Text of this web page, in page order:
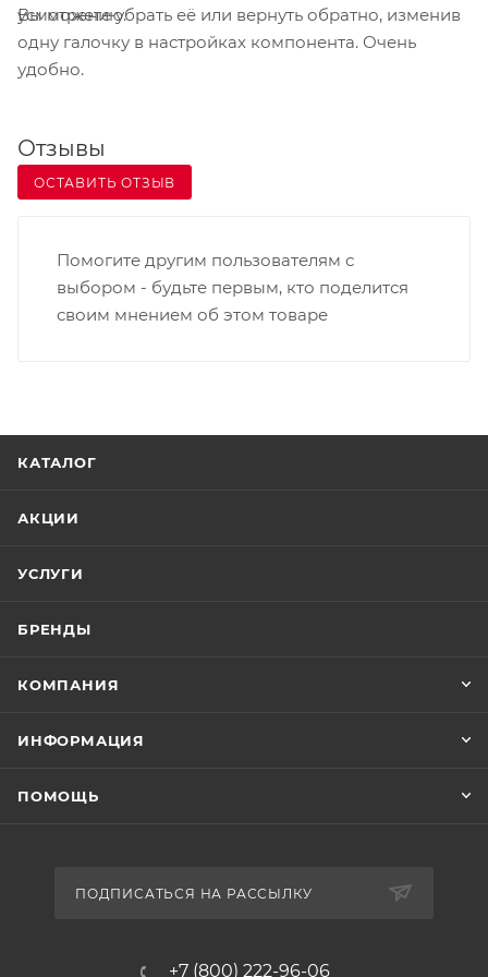
быстрое и легкое восприятие;
усмотрению.
Вы можете убрать её или вернуть обратно, изменив
одну галочку в настройках компонента. Очень
удобно.
Отзывы
ОСТАВИТЬ ОТЗЫВ
Помогите другим пользователям с
выбором - будьте первым, кто поделится
своим мнением об этом товаре
КАТАЛОГ
АКЦИИ
УСЛУГИ
БРЕНДЫ
КОМПАНИЯ
ИНФОРМАЦИЯ
ПОМОЩЬ
ПОДПИСАТЬСЯ НА РАССЫЛКУ
+7 (800) 222-96-06